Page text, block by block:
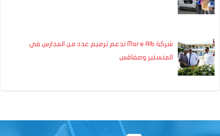
شركة Mare Alb تدعم ترميم عدد من المدارس في
المنستير وصفاقس